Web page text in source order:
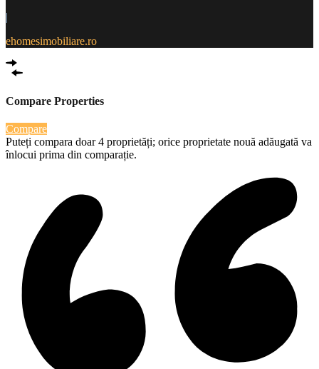
|
ehomesimobiliare.ro
Compare Properties
Compare
Puteți compara doar 4 proprietăți; orice proprietate nouă adăugată va
înlocui prima din comparație.